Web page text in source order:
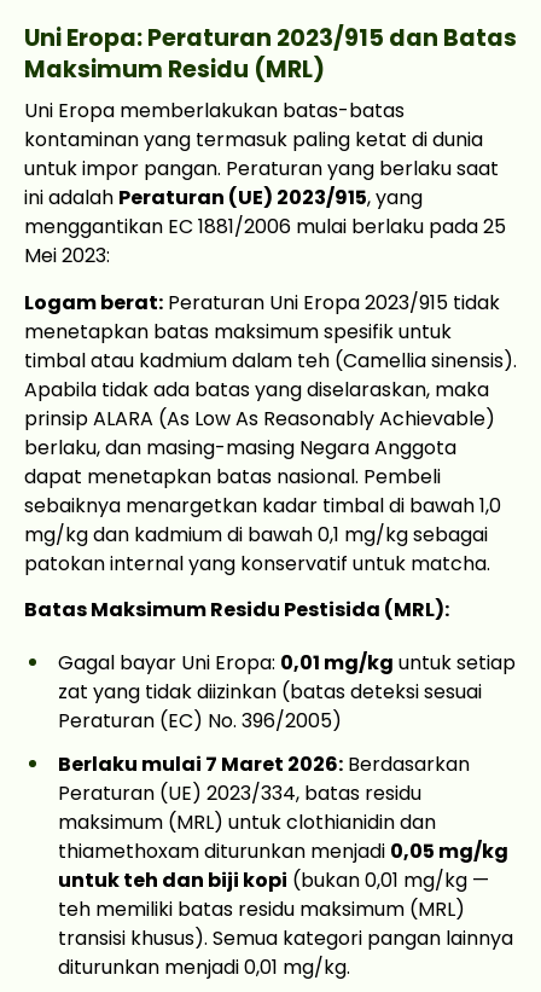
Uni Eropa: Peraturan 2023/915 dan Batas
Maksimum Residu (MRL)
Uni Eropa memberlakukan batas-batas
kontaminan yang termasuk paling ketat di dunia
untuk impor pangan. Peraturan yang berlaku saat
ini adalah Peraturan (UE) 2023/915, yang
menggantikan EC 1881/2006 mulai berlaku pada 25
Mei 2023:
Logam berat: Peraturan Uni Eropa 2023/915 tidak
menetapkan batas maksimum spesifik untuk
timbal atau kadmium dalam teh (Camellia sinensis).
Apabila tidak ada batas yang diselaraskan, maka
prinsip ALARA (As Low As Reasonably Achievable)
berlaku, dan masing-masing Negara Anggota
dapat menetapkan batas nasional. Pembeli
sebaiknya menargetkan kadar timbal di bawah 1,0
mg/kg dan kadmium di bawah 0,1 mg/kg sebagai
patokan internal yang konservatif untuk matcha.
Batas Maksimum Residu Pestisida (MRL):
Gagal bayar Uni Eropa: 0,01 mg/kg untuk setiap
zat yang tidak diizinkan (batas deteksi sesuai
Peraturan (EC) No. 396/2005)
Berlaku mulai 7 Maret 2026: Berdasarkan
Peraturan (UE) 2023/334, batas residu
maksimum (MRL) untuk clothianidin dan
thiamethoxam diturunkan menjadi 0,05 mg/kg
untuk teh dan biji kopi (bukan 0,01 mg/kg —
teh memiliki batas residu maksimum (MRL)
transisi khusus). Semua kategori pangan lainnya
diturunkan menjadi 0,01 mg/kg.